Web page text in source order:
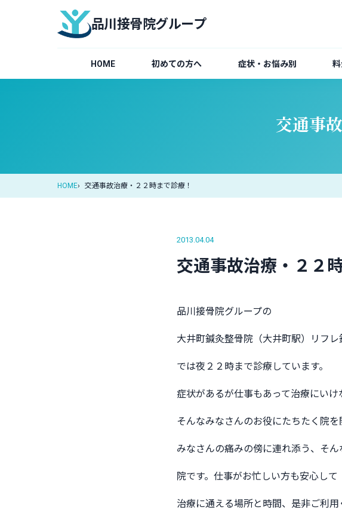
品川接骨院グループ
HOME 初めての方へ 症状・お悩み別
交通事
HOME 交通事故治療・２２時まで診療！
2013.04.04
交通事故治療・２２
品川接骨院グループの
大井町鍼灸整骨院（大井町駅）リフレ
では夜２２時まで診療しています。
症状があるが仕事もあって治療にいけ
そんなみなさんのお役にたちたく院を
みなさんの痛みの傍に連れ添う、そん
院です。仕事がお忙しい方も安心して
治療に通える場所と時間、是非ご利用